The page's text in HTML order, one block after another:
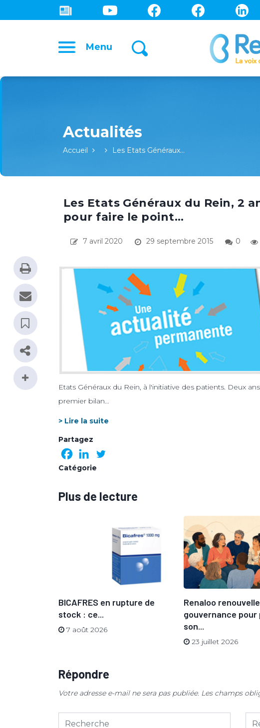
Menu
Accueil Les Etats Généraux…
Les Etats Généraux du Rein, 2
pour faire le point…
7 avril 2020 29 septembre 2015 0
Etats Généraux du Rein, à l'initiative des patients. Deux
premier bilan…
> Lire la suite
Partagez
Catégorie
Plus de lecture
BICAFRES en rupture de
stock : ce...
7 août 2026
Renaloo
gouvernance
son...
23 juillet 2026
Répondre
Votre adresse e-mail ne sera pas publiée. Les champs